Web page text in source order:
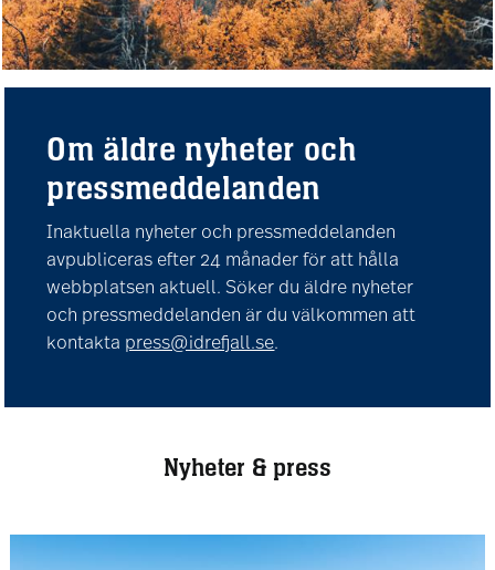
Om äldre nyheter och
pressmeddelanden
Inaktuella nyheter och pressmeddelanden
avpubliceras efter 24 månader för att hålla
webbplatsen aktuell. Söker du äldre nyheter
och pressmeddelanden är du välkommen att
kontakta press@idrefjall.se.
Nyheter & press